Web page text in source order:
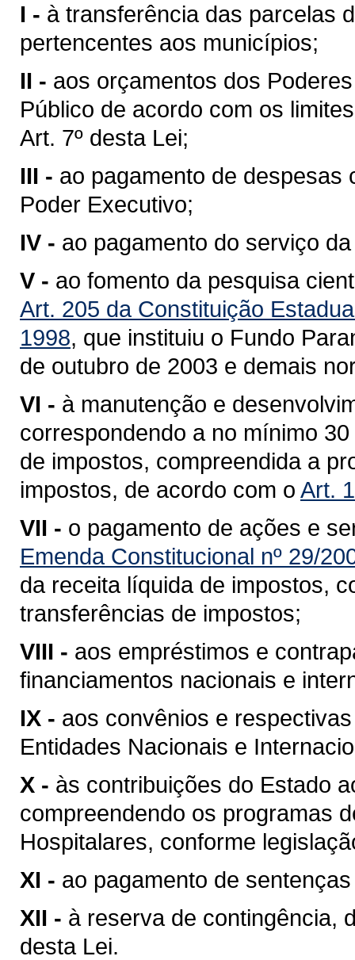
I - à transferência das parcelas
pertencentes aos municípios;
II - aos orçamentos dos
Público de acordo com os
Art. 7º desta Lei;
III - ao pagamento de despesas
Poder Executivo;
IV - ao pagamento do serviço
V - ao fomento da pesquisa
Art. 205 da Constituição
1998, que instituiu o Fundo
de outubro de 2003 e demais
VI - à manutenção e
correspondendo a no mínimo
de impostos, compreendida a
impostos, de acordo com o Art.
VII - o pagamento de ações e
Emenda Constitucional nº 29/
da receita líquida de impostos,
transferências de impostos;
VIII - aos empréstimos e
financiamentos nacionais e
IX - aos convênios e
Entidades Nacionais e
X - às contribuições do Estado
compreendendo os programas
Hospitalares, conforme
XI - ao pagamento de
XII - à reserva de contingência,
desta Lei.